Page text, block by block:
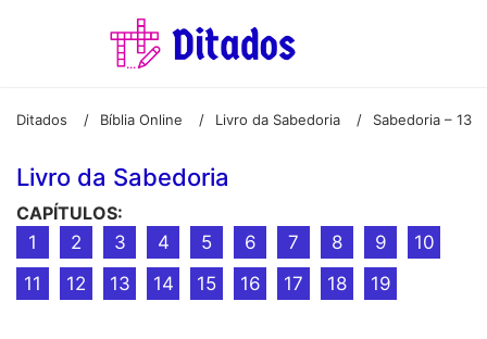
Ditados / Bíblia Online / Livro da Sabedoria / Sabedoria – 13
Livro da Sabedoria
CAPÍTULOS:
1
2 3 4 5 6 7 8 9
10
11
12 13 14 15 16 17 18 19